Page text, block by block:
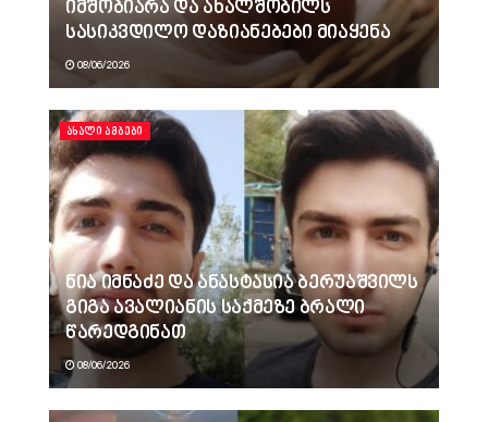
იმშობიარა და ახალშობილს
სასიკვდილო დაზიანებები მიაყენა
08/06/2026
ᲐᲮᲐᲚᲘ ᲐᲛᲑᲔᲑᲘ
ნია იმნაძე და ანასტასია ბერუაშვილს
გიგა ავალიანის საქმეზე ბრალი
წარედგინათ
08/06/2026